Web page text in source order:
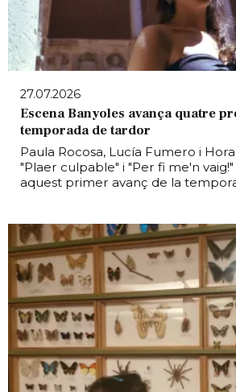
27.07.2026
Escena Banyoles avança quatre
temporada de tardor
Paula Rocosa, Lucía Fumero i
"Plaer culpable" i "Per fi me'n
aquest primer avanç de la